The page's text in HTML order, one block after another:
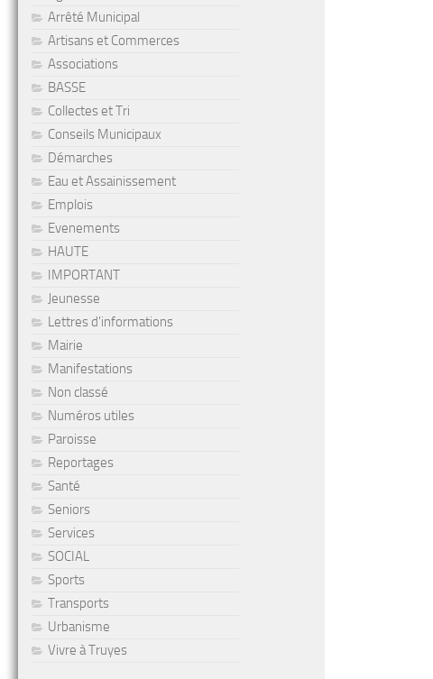
Arrêté Municipal
Artisans et Commerces
Associations
BASSE
Collectes et Tri
Conseils Municipaux
Démarches
Eau et Assainissement
Emplois
Evenements
HAUTE
IMPORTANT
Jeunesse
Lettres d'informations
Mairie
Manifestations
Non classé
Numéros utiles
Paroisse
Reportages
Santé
Seniors
Services
SOCIAL
Sports
Transports
Urbanisme
Vivre à Truyes